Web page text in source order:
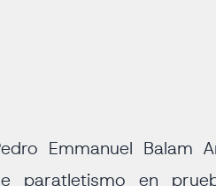
Emmanuel Balam
paratletismo en